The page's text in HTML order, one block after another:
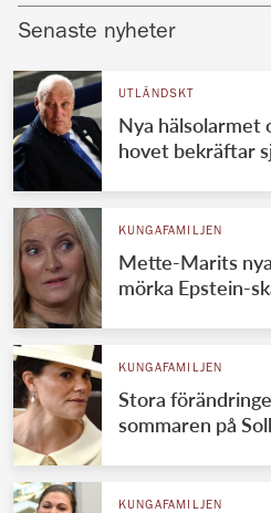
Senaste nyheter
UTLÄNDSKT
Nya hälsolarmet
hovet bekräftar
KUNGAFAMILJEN
Mette-Marits
mörka Epstein-
KUNGAFAMILJEN
Stora
sommaren på
KUNGAFAMILJEN